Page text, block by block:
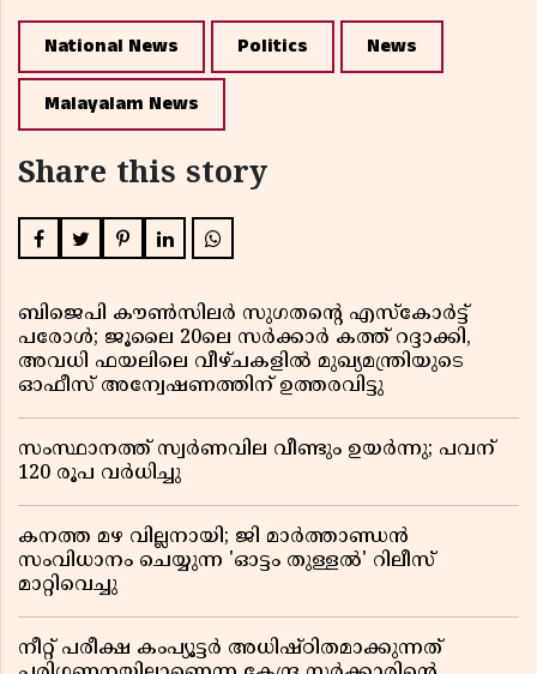
National News Politics News
Malayalam News
Share this story
ബിജെപി കൗൺസിലർ സുഗതന്റെ എസ്‌കോർട്ട്
പരോൾ; ജൂലൈ 20ലെ സർക്കാർ കത്ത് റദ്ദാക്കി,
അവധി ഫയലിലെ വീഴ്ചകളിൽ മുഖ്യമന്ത്രിയുടെ
ഓഫീസ് അന്വേഷണത്തിന് ഉത്തരവിട്ടു
സംസ്ഥാനത്ത് സ്വര്‍ണവില വീണ്ടും ഉയർന്നു; പവന്
120 രൂപ വര്‍ധിച്ചു
കനത്ത മഴ വില്ലനായി; ജി മാർത്താണ്ഡൻ
സംവിധാനം ചെയ്യുന്ന 'ഓട്ടം തുള്ളൽ' റിലീസ്
മാറ്റിവെച്ചു
നീറ്റ് പരീക്ഷ കംപ്യൂട്ടർ അധിഷ്ഠിതമാക്കുന്നത്